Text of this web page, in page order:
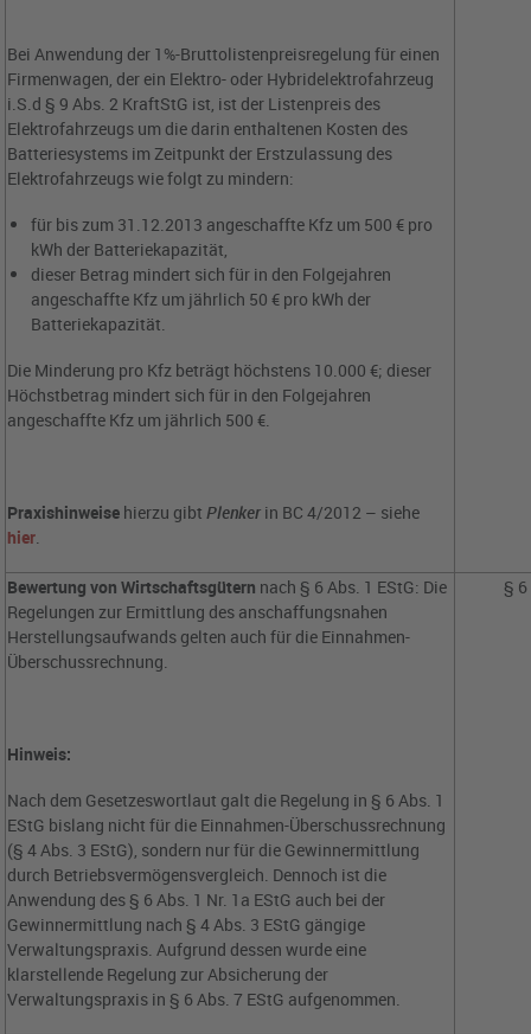
Bei Anwendung der 1%-Bruttolistenpreisregelung für einen
Firmenwagen, der ein Elektro- oder Hybridelektrofahrzeug
i.S.d § 9 Abs. 2 KraftStG ist, ist der Listenpreis des
Elektrofahrzeugs um die darin enthaltenen Kosten des
Batteriesystems im Zeitpunkt der Erstzulassung des
Elektrofahrzeugs wie folgt zu mindern:
für bis zum 31.12.2013 angeschaffte Kfz um 500 € pro
kWh der Batteriekapazität,
dieser Betrag mindert sich für in den Folgejahren
angeschaffte Kfz um jährlich 50 € pro kWh der
Batteriekapazität.
Die Minderung pro Kfz beträgt höchstens 10.000 €; dieser
Höchstbetrag mindert sich für in den Folgejahren
angeschaffte Kfz um jährlich 500 €.
Praxishinweise hierzu gibtPlenker in BC 4/2012 – siehe
hier.
Bewertung von Wirtschaftsgütern nach § 6 Abs. 1 EStG: Die
Regelungen zur Ermittlung des anschaffungsnahen
Herstellungsaufwands gelten auch für die Einnahmen-
Überschussrechnung.
Hinweis:
Nach dem Gesetzeswortlaut galt die Regelung in § 6 Abs. 1
EStG bislang nicht für die Einnahmen-Überschussrechnung
(§ 4 Abs. 3 EStG), sondern nur für die Gewinnermittlung
durch Betriebsvermögensvergleich. Dennoch ist die
Anwendung des § 6 Abs. 1 Nr. 1a EStG auch bei der
Gewinnermittlung nach § 4 Abs. 3 EStG gängige
Verwaltungspraxis. Aufgrund dessen wurde eine
klarstellende Regelung zur Absicherung der
Verwaltungspraxis in § 6 Abs. 7 EStG aufgenommen.
§